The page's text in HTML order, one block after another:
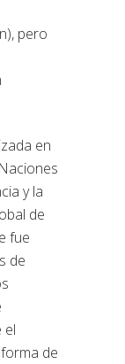
pero
en
y la
de
fue
de
el
de